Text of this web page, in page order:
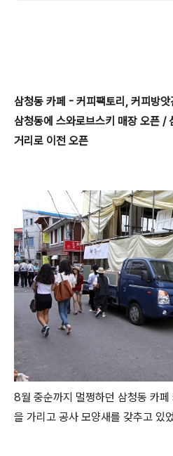
삼청동 카페 - 커피팩토리, 커피방
삼청동에 스와로브스키 매장 오픈 /
거리로 이전 오픈
8월 중순까지 멀쩡하던 삼청동 카
을 가리고 공사 모양새를 갖추고 있